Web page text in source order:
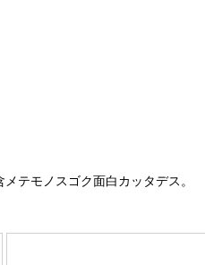
テモノスゴク面白カッタデス。